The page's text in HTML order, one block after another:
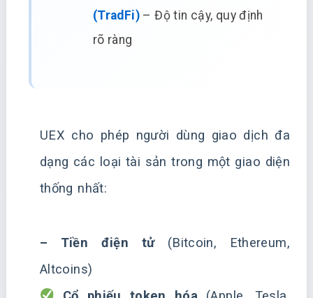
(TradFi) – Độ tin cậy, quy định
rõ ràng
UEX cho phép người dùng giao dịch đa
dạng các loại tài sản trong một giao diện
thống nhất:
– Tiền điện tử(Bitcoin, Ethereum,
Altcoins)